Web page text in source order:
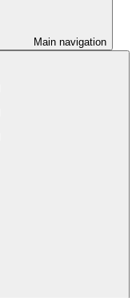
Main navigation